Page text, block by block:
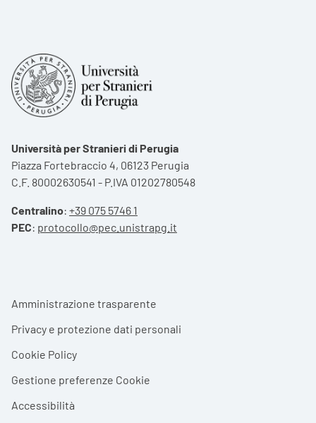
Università per Stranieri di Perugia
Piazza Fortebraccio 4, 06123 Perugia
C.F. 80002630541 - P.IVA 01202780548
Centralino: +39 075 5746 1
PEC: protocollo@pec.unistrapg.it
Footer menu
Amministrazione trasparente
Privacy e protezione dati personali
Cookie Policy
Gestione preferenze Cookie
Accessibilità